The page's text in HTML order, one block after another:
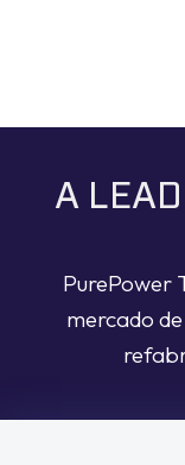
A
PurePower
mercado